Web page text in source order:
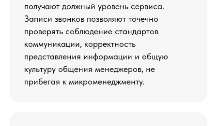
получают должный уровень сервиса.
Записи звонков позволяют точечно
проверять соблюдение стандартов
коммуникации, корректность
представления информации и общую
культуру общения менеджеров, не
прибегая к микроменеджменту.